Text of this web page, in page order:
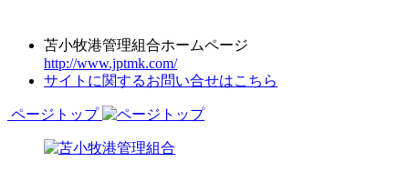
苫小牧港管理組合ホームページ
http://www.jptmk.com/
サイトに関するお問い合せはこちら
ページトップ